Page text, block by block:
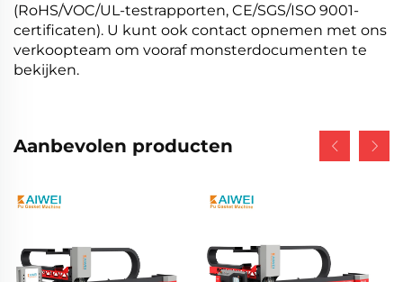
(RoHS/VOC/UL-testrapporten, CE/SGS/ISO 9001-
certificaten). U kunt ook contact opnemen met ons
verkoopteam om vooraf monsterdocumenten te
bekijken.
Aanbevolen producten